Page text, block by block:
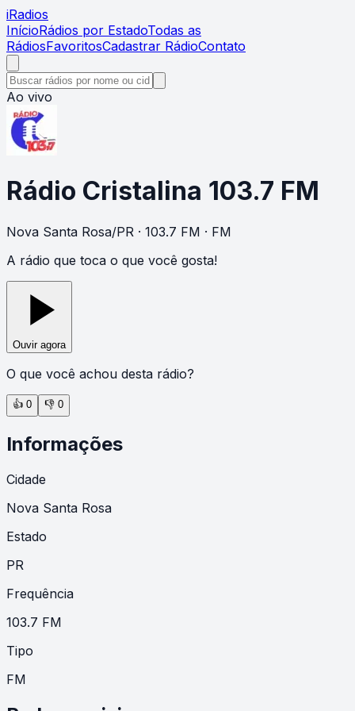
iRadios
InícioRádios por EstadoTodas as
RádiosFavoritosCadastrar RádioContato
Ao vivo
Rádio Cristalina 103.7 FM
Nova Santa Rosa/PR · 103.7 FM · FM
A rádio que toca o que você gosta!
Ouvir agora
O que você achou desta rádio?
👍 0 👎 0
Informações
Cidade
Nova Santa Rosa
Estado
PR
Frequência
103.7 FM
Tipo
FM